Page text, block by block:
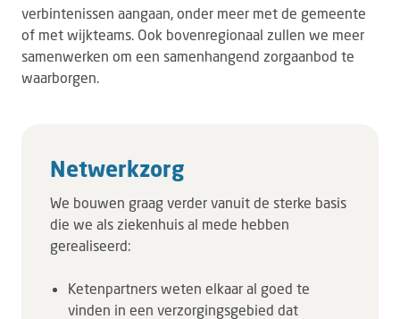
verbintenissen aangaan, onder meer met de gemeente
of met wijkteams. Ook bovenregionaal zullen we meer
samenwerken om een samenhangend zorgaanbod te
waarborgen.
Netwerkzorg
We bouwen graag verder vanuit de sterke basis
die we als ziekenhuis al mede hebben
gerealiseerd:
Ketenpartners weten elkaar al goed te
vinden in een verzorgingsgebied dat